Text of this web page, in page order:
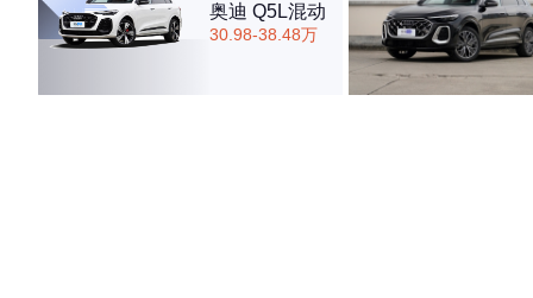
奥迪 Q5L混动
30.98-38.48万